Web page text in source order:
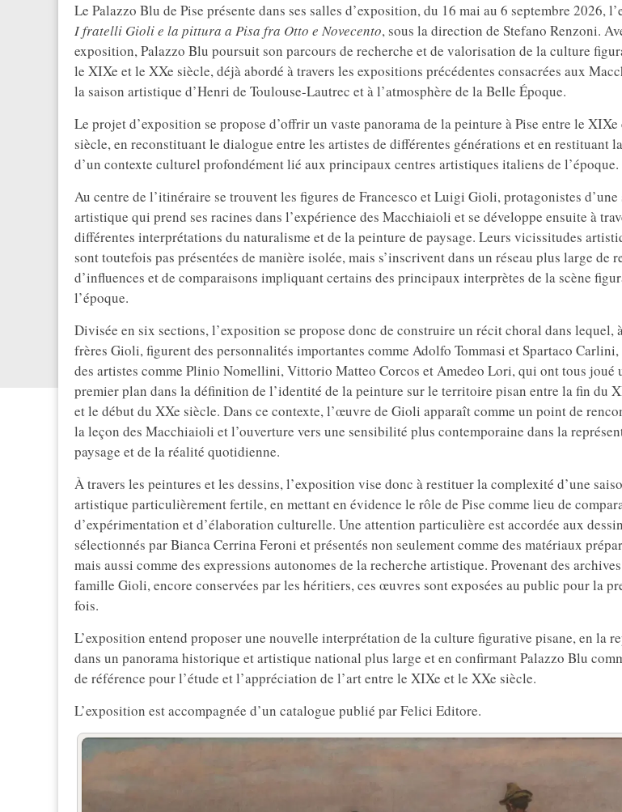
Le Palazzo Blu de Pise présente dans ses salles d’exposition, du 16 mai au 6 septembre 2026,
I fratelli Gioli e la pittura a Pisa fra Otto e Novecento, sous la direction de Stefano Renzoni.
exposition, Palazzo Blu poursuit son parcours de recherche et de valorisation de la culture
le XIXe et le XXe siècle, déjà abordé à travers les expositions précédentes consacrées aux
la saison artistique d’Henri de Toulouse-Lautrec et à l’atmosphère de la Belle Époque.
Le projet d’exposition se propose d’offrir un vaste panorama de la peinture à Pise entre le
siècle, en reconstituant le dialogue entre les artistes de différentes générations et en restituant
d’un contexte culturel profondément lié aux principaux centres artistiques italiens de l’époque.
Au centre de l’itinéraire se trouvent les figures de Francesco et Luigi Gioli, protagonistes d’une
artistique qui prend ses racines dans l’expérience des Macchiaioli et se développe ensuite à
différentes interprétations du naturalisme et de la peinture de paysage. Leurs vicissitudes
sont toutefois pas présentées de manière isolée, mais s’inscrivent dans un réseau plus large de
d’influences et de comparaisons impliquant certains des principaux interprètes de la scène
l’époque.
Divisée en six sections, l’exposition se propose donc de construire un récit choral dans lequel,
frères Gioli, figurent des personnalités importantes comme Adolfo Tommasi et Spartaco
des artistes comme Plinio Nomellini, Vittorio Matteo Corcos et Amedeo Lori, qui ont tous joué
premier plan dans la définition de l’identité de la peinture sur le territoire pisan entre la fin du
et le début du XXe siècle. Dans ce contexte, l’œuvre de Gioli apparaît comme un point de
la leçon des Macchiaioli et l’ouverture vers une sensibilité plus contemporaine dans la
paysage et de la réalité quotidienne.
À travers les peintures et les dessins, l’exposition vise donc à restituer la complexité d’une
artistique particulièrement fertile, en mettant en évidence le rôle de Pise comme lieu de
d’expérimentation et d’élaboration culturelle. Une attention particulière est accordée aux
sélectionnés par Bianca Cerrina Feroni et présentés non seulement comme des matériaux
mais aussi comme des expressions autonomes de la recherche artistique. Provenant des
famille Gioli, encore conservées par les héritiers, ces œuvres sont exposées au public pour la
fois.
L’exposition entend proposer une nouvelle interprétation de la culture figurative pisane, en la
dans un panorama historique et artistique national plus large et en confirmant Palazzo Blu
de référence pour l’étude et l’appréciation de l’art entre le XIXe et le XXe siècle.
L’exposition est accompagnée d’un catalogue publié par Felici Editore.